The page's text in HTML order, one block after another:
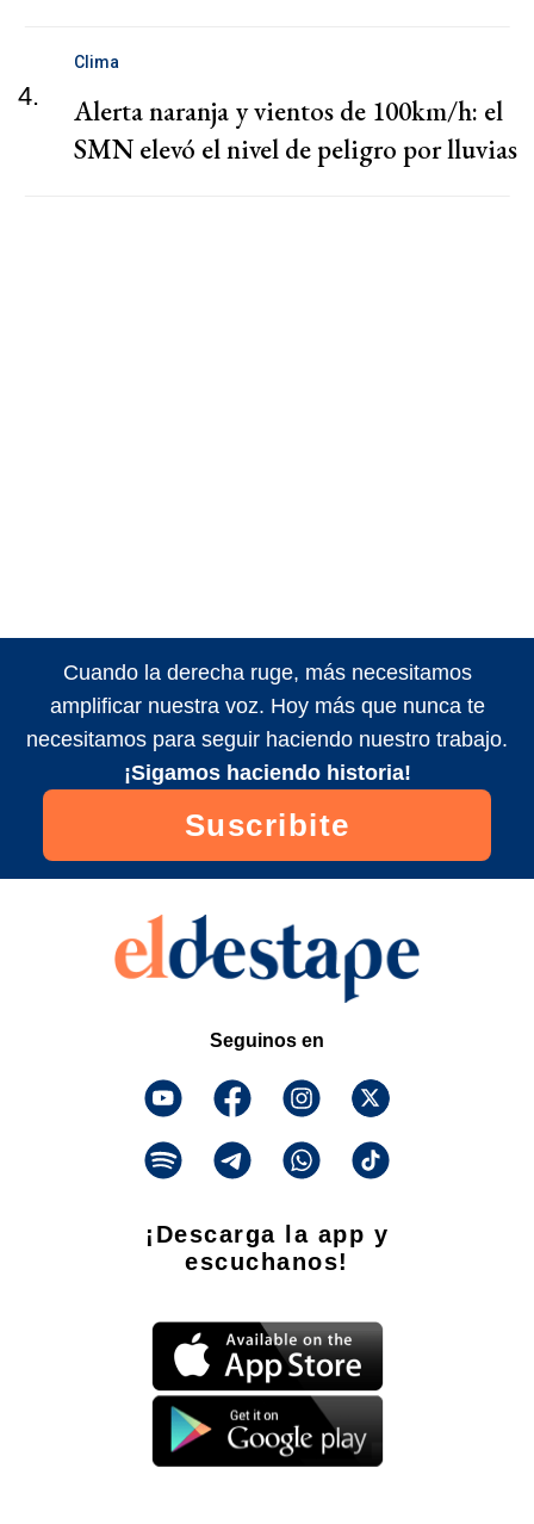
4.
Clima
Alerta naranja y vientos de 100km/h: el
SMN elevó el nivel de peligro por lluvias
Cuando la derecha ruge, más necesitamos
amplificar nuestra voz. Hoy más que nunca te
necesitamos para seguir haciendo nuestro trabajo.
¡Sigamos haciendo historia!
Suscribite
Seguinos en
¡Descarga la app y
escuchanos!